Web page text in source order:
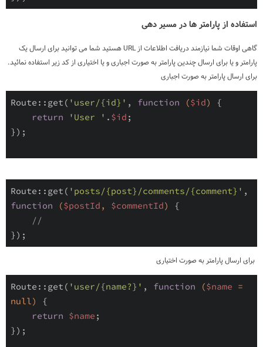
استفاده از پارامتر ها در مسیر دهی
گاهی اوقات شما نیازمند دریافت اطلاعات ازURLهستید شما می توانید برای ارسال یک
پارامتر و یا برای ارسال چندین پارامتر به صورت اجباری و یا اختیاری از کد زیر استفاده نمائید.
برای ارسال پارامتر به صورت اجباری
Route :: get ( 'user/{id}' , function ($id)
{
return
'User ' . $id ;
} ) ;
Route :: get ( 'posts/{post}/comments/{comment}' ,
function
($postId , $commentId)
{
//
} ) ;
برای ارسال پارامتر به صورت اختیاری
Route::get( 'user/{name?}' , function ($name =
null)
{
return $name ;
});